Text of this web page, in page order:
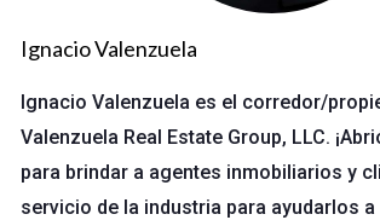
fundamental hacer un análisis financiero
realizar una compra. Otro desafío
asociado a desastres naturales. Las áreas
considerar la contratación de seguros
Ignacio Valenzuela
Ignacio Valenzuela es el corredor/
Valenzuela Real Estate Group, LLC.
para brindar a agentes inmobiliarios y
servicio de la industria para ayudarlos